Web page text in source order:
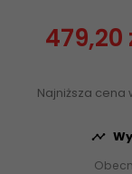
479,20
Najniższa
